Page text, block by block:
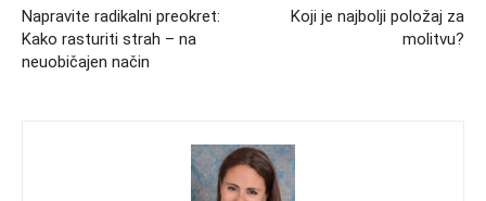
Napravite radikalni preokret:
Kako rasturiti strah – na
neuobičajen način
Koji je najbolji položaj za
molitvu?